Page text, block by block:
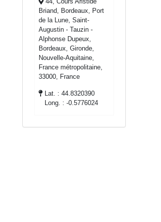
Briand, Bordeaux, Port
de la Lune, Saint-
Augustin - Tauzin -
Alphonse Dupeux,
Bordeaux, Gironde,
Nouvelle-Aquitaine,
France métropolitaine,
33000, France
Lat. : 44.8320390
Long. : -0.5776024